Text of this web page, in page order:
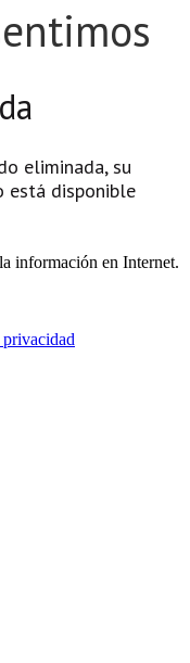
eliminada, su
está disponible
información en Internet.